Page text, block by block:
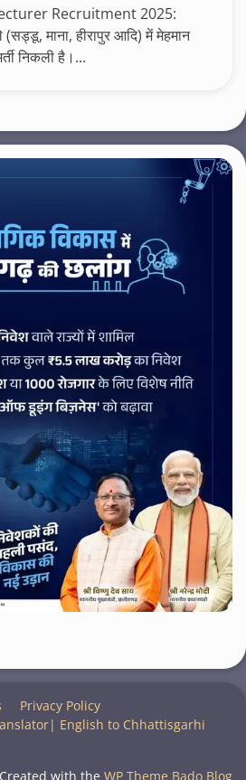
Recruitment 2025:
माना, हीरापुर आदि) में मेहमान
निकली है।...
Privacy Policy
English to Chhattisgarhi
Created with the WP Theme Bado Blog